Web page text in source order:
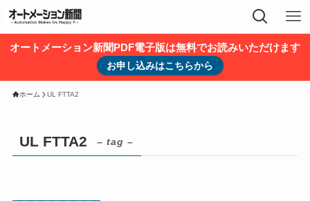
オートメーション新聞PDF電子版は無料でお読みいただけます
お申し込みはこちらから
ホーム UL FTTA2
UL FTTA2 – tag –